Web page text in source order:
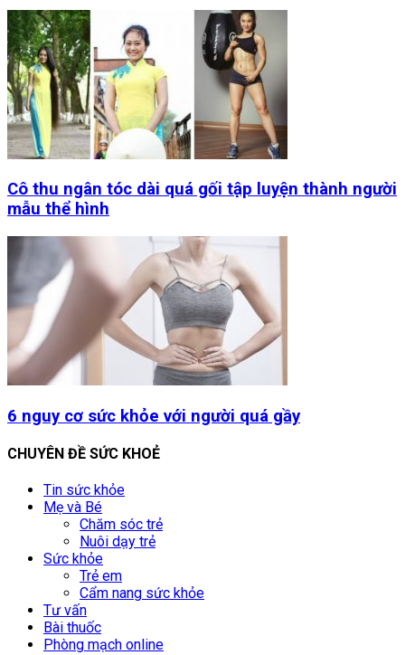
Cô thu ngân tóc dài quá gối tập luyện thành người
mẫu thể hình
6 nguy cơ sức khỏe với người quá gầy
CHUYÊN ĐỀ SỨC KHOẺ
Tin sức khỏe
Mẹ và Bé
Chăm sóc trẻ
Nuôi dạy trẻ
Sức khỏe
Trẻ em
Cẩm nang sức khỏe
Tư vấn
Bài thuốc
Phòng mạch online